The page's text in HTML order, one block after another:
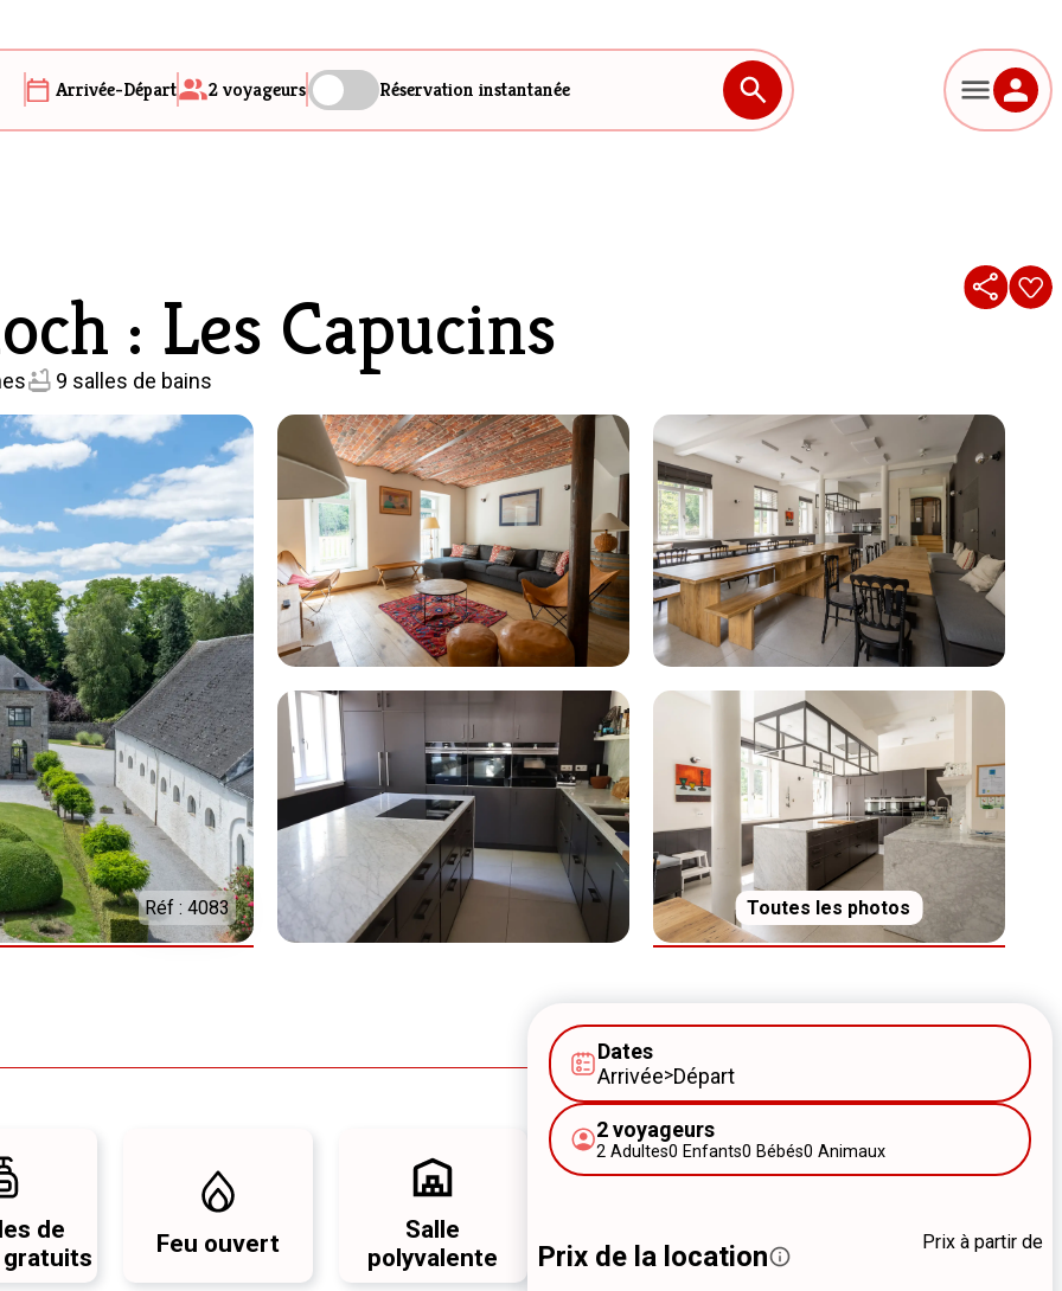
Arrivée-Départ 2 voyageurs Réservation instantanée
: Les Capucins
9 salles de bains
Réf : 4083 Toutes les photos
de
Feu ouvert
Salle
polyvalente
Dates
Arrivée>Départ
2 voyageurs
2 Adultes0 Enfants0 Bébés0 Animaux
Prix de la location Prix à partir de